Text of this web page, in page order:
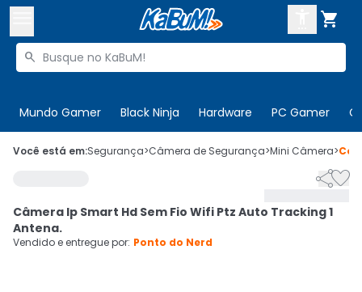

Buscar produtos

Mundo Gamer Black Ninja Hardware PC Gamer
 Olá. Acesse sua conta
Cupons
CADASTRE-SE
Você está em:Segurança>Câmera de Segurança>Mini Câmera>

Câmera Ip Smart Hd Sem Fio Wifi Ptz Auto Tracking 1
Antena.
Vendido e entregue por: Ponto do Nerd